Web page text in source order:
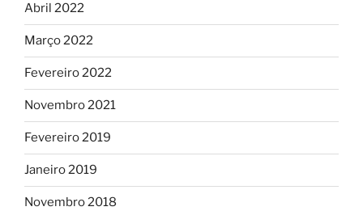
Abril 2022
Março 2022
Fevereiro 2022
Novembro 2021
Fevereiro 2019
Janeiro 2019
Novembro 2018